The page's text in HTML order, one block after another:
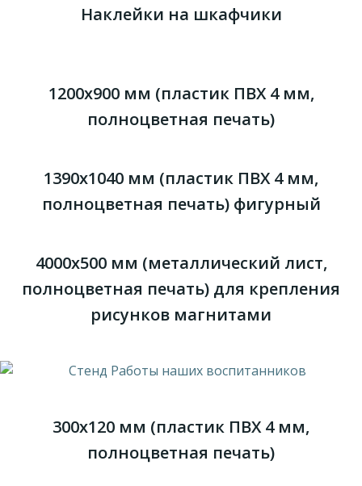
Наклейки на шкафчики
1200х900 мм (пластик ПВХ 4 мм,
полноцветная печать)
1390х1040 мм (пластик ПВХ 4 мм,
полноцветная печать) фигурный
4000х500 мм (металлический лист,
полноцветная печать) для крепления
рисунков магнитами
300х120 мм (пластик ПВХ 4 мм,
полноцветная печать)